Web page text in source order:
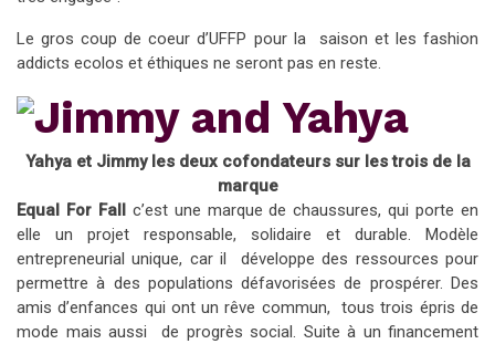
Le gros coup de coeur d’UFFP pour la saison et les fashion
addicts ecolos et éthiques ne seront pas en reste.
Yahya et Jimmy les deux cofondateurs sur les trois de la
marque
Equal For Fallc’est une marque de chaussures, qui porte en
elle un projet responsable, solidaire et durable. Modèle
entrepreneurial unique, car il développe des ressources pour
permettre à des populations défavorisées de prospérer. Des
amis d’enfances qui ont un rêve commun, tous trois épris de
mode mais aussi de progrès social. Suite à un financement